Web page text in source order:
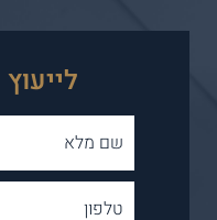
לייעוץ